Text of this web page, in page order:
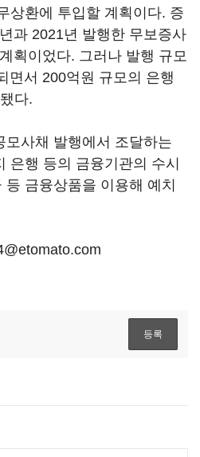
상환에 투입할 계획이다. 증
과 2021년 발행한 무보증사
획이었다. 그러나 발행 규모
면서 200억원 규모의 은행
다.
모사채 발행에서 조달하는
은행 등의 금융기관의 수시
금융상품을 이용해 예치